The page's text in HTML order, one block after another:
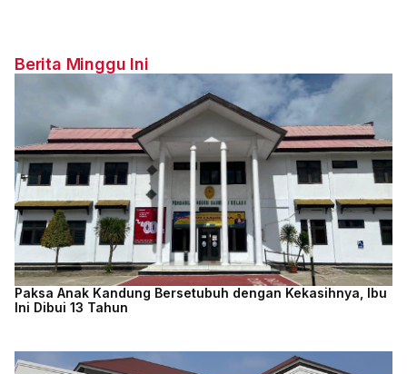
Berita Minggu Ini
Paksa Anak Kandung Bersetubuh dengan Kekasihnya, Ibu
Ini Dibui 13 Tahun